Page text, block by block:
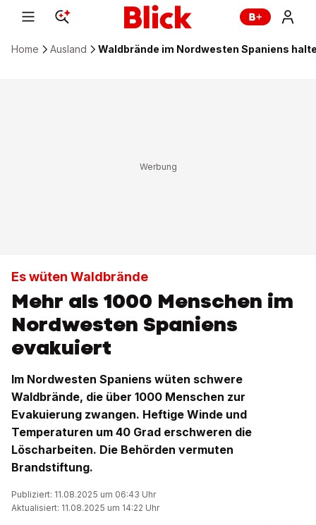
Home Ausland Waldbrände im Nordwesten Spaniens
Es wüten Waldbrände
Mehr als 1000 Menschen im
Nordwesten Spaniens
evakuiert
Im Nordwesten Spaniens wüten schwere
Waldbrände, die über 1000 Menschen zur
Evakuierung zwangen. Heftige Winde und
Temperaturen um 40 Grad erschweren die
Löscharbeiten. Die Behörden vermuten
Brandstiftung.
Publiziert: 11.08.2025 um 06:43 Uhr
Aktualisiert: 11.08.2025 um 14:22 Uhr